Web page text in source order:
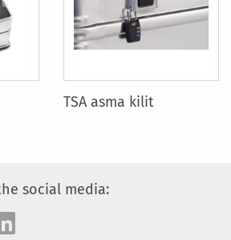
TSA asma kilit
social media: